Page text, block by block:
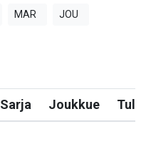
MAR JOU
Sarja Joukkue